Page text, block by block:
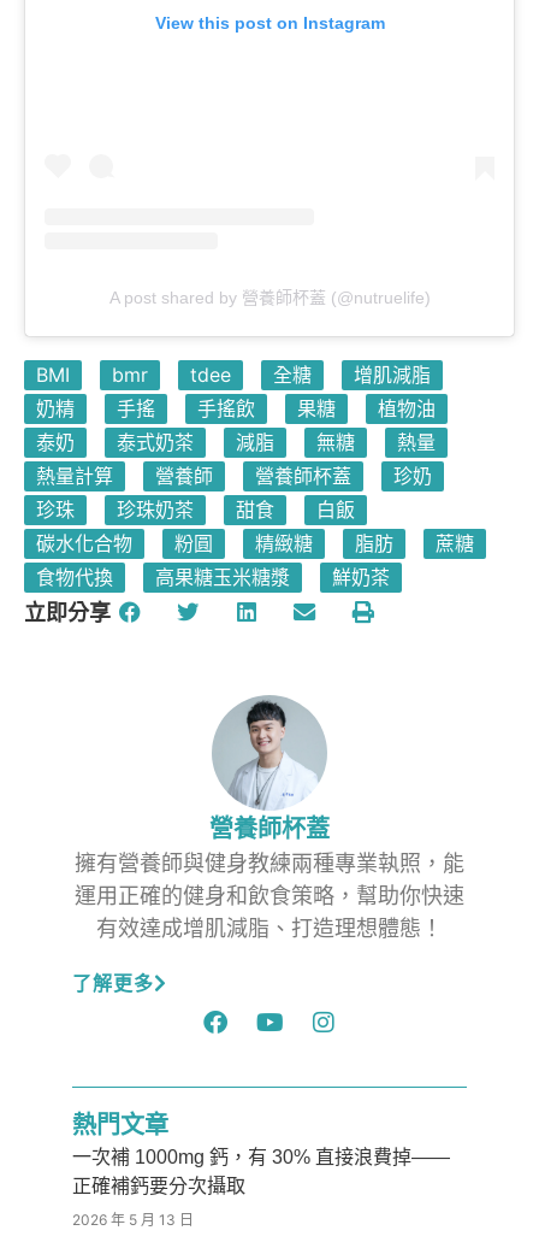
View this post on Instagram
A post shared by 營養師杯蓋 (@nutruelife)
BMI bmr tdee 全糖
增肌減脂
奶精
手搖 手搖飲 果糖
植物油
泰奶
泰式奶茶 減脂 無糖
熱量
熱量計算
營養師 營養師杯蓋
珍奶
珍珠
珍珠奶茶 甜食
白飯
碳水化合物
粉圓 精緻糖 脂肪
蔗糖
食物代換
高果糖玉米糖漿 鮮奶茶
立即分享
營養師杯蓋
擁有營養師與健身教練兩種專業執照，能
運用正確的健身和飲食策略，幫助你快速
有效達成增肌減脂、打造理想體態！
了解更多
熱門文章
一次補 1000mg 鈣，有 30% 直接浪費掉——
正確補鈣要分次攝取
2026 年 5 月 13 日